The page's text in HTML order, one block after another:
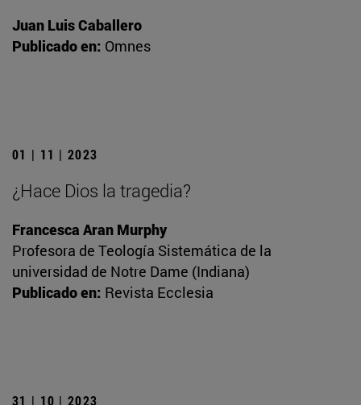
Juan Luis Caballero
Publicado en: Omnes
01 | 11 | 2023
¿Hace Dios la tragedia?
Francesca Aran Murphy
Profesora de Teología Sistemática de la
universidad de Notre Dame (Indiana)
Publicado en: Revista Ecclesia
31 | 10 | 2023